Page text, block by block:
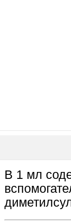
В 1 мл